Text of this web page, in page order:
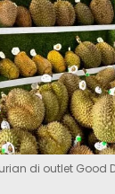
di outlet Good